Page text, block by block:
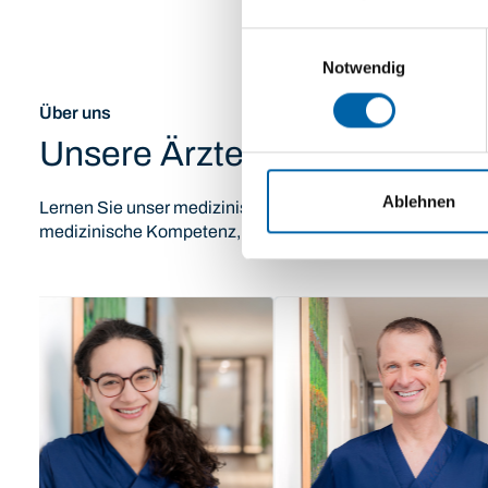
Notwendig
Ablehnen
Über uns
Unsere Ärzte &
Lernen Sie unser medizinisches Team aus allen
medizinische Kompetenz, persönliche Betreuung und